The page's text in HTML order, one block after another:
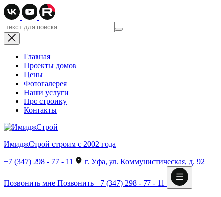
Главная
Проекты домов
Цены
Фотогалерея
Наши услуги
Про стройку
Контакты
ИмиджСтрой строим с 2002 года
+7 (347) 298 - 77 - 11 г. Уфа, ул. Коммунистическая, д. 92
Позвонить мне Позвонить +7 (347) 298 - 77 - 11